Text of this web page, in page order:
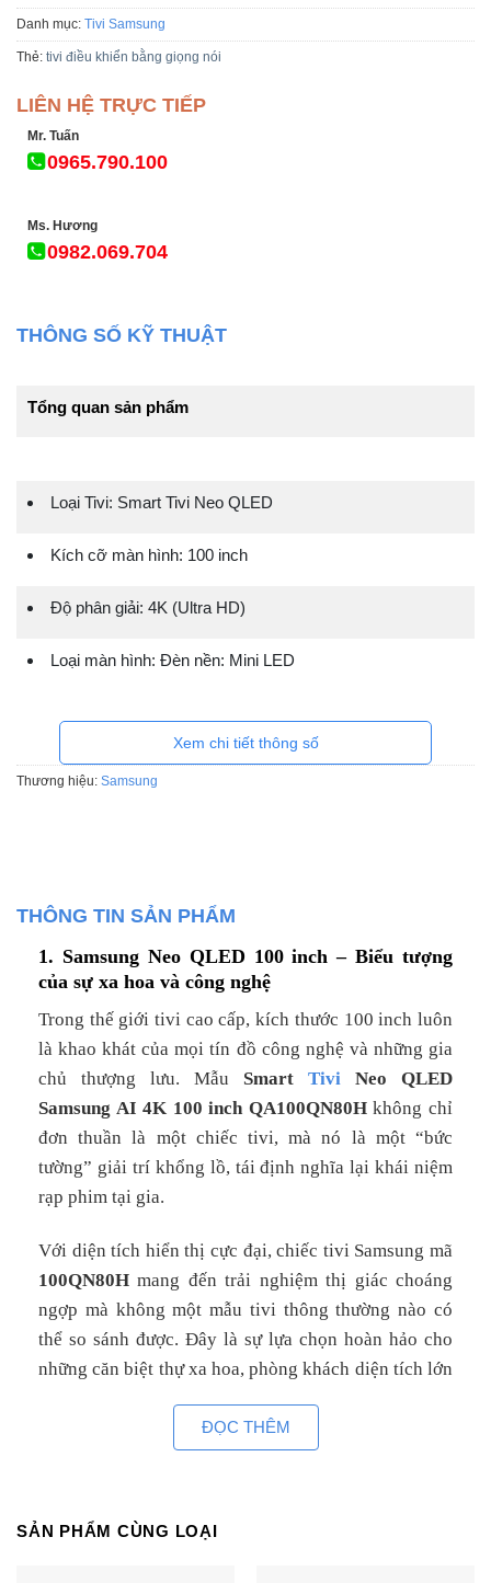
Danh mục: Tivi Samsung
Thẻ: tivi điều khiển bằng giọng nói
LIÊN HỆ TRỰC TIẾP
Mr. Tuấn
0965.790.100
Ms. Hương
0982.069.704
THÔNG SỐ KỸ THUẬT
Tổng quan sản phẩm
Loại Tivi: Smart Tivi Neo QLED
Kích cỡ màn hình: 100 inch
Độ phân giải: 4K (Ultra HD)
Loại màn hình: Đèn nền: Mini LED
Xem chi tiết thông số
Thương hiệu: Samsung
THÔNG TIN SẢN PHẨM
1. Samsung Neo QLED 100 inch – Biểu tượng
của sự xa hoa và công nghệ
Trong thế giới tivi cao cấp, kích thước 100 inch luôn
là khao khát của mọi tín đồ công nghệ và những gia
chủ thượng lưu. Mẫu Smart Tivi Neo QLED
Samsung AI 4K 100 inch QA100QN80Hkhông chỉ
đơn thuần là một chiếc tivi, mà nó là một “bức
tường” giải trí khổng lồ, tái định nghĩa lại khái niệm
rạp phim tại gia.
Với diện tích hiển thị cực đại, chiếc tivi Samsung mã
100QN80H mang đến trải nghiệm thị giác choáng
ngợp mà không một mẫu tivi thông thường nào có
thể so sánh được. Đây là sự lựa chọn hoàn hảo cho
những căn biệt thự xa hoa, phòng khách diện tích lớn
góc nhìn đều cần sự quyền năng và đẳng cấp.
Thách thức lớn nhất của một chiếc tivi 100 inch là
ĐỌC THÊM
SẢN PHẨM CÙNG LOẠI